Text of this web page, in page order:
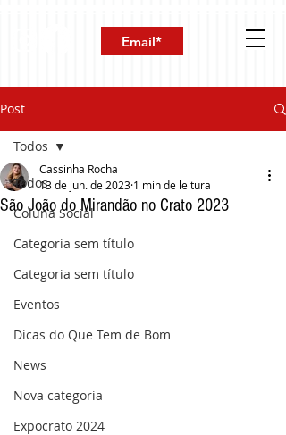
Post
Todos
Coluna Social
Categoria sem título
Categoria sem título
Eventos
Dicas do Que Tem de Bom
News
Nova categoria
Expocrato 2024
Todos
São João do Mirandão no Crato 2023
Cassinha Rocha
13 de jun. de 2023 1 min de leitura